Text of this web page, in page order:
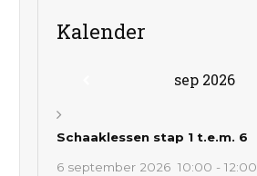
Kalender
sep 2026
Schaaklessen stap 1 t.e.m. 6
6 september 2026 10:00 -12:00